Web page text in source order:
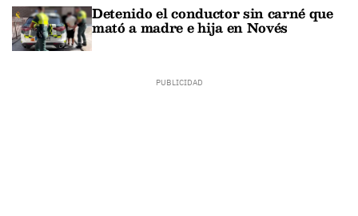
Detenido el conductor sin carné que
mató a madre e hija en Novés